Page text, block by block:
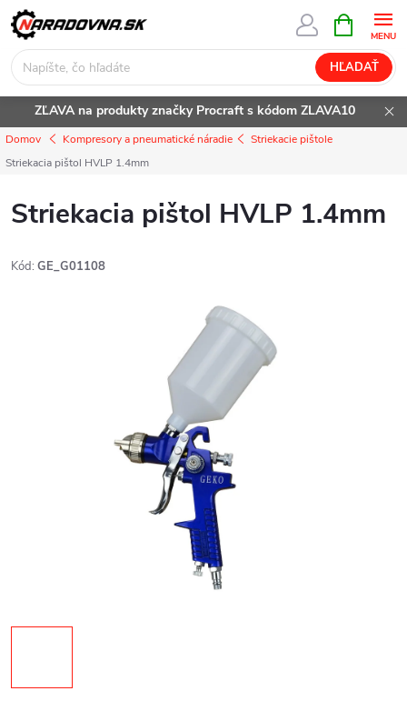
Prejsť
na
obsah
HĽADAŤ
KOŠÍK
ZĽAVA na produkty značky Procraft s kódom ZLAVA10
Domov Kompresory a pneumatické náradie
Striekacie pištole
Striekacia pištol HVLP 1.4mm
Striekacia pištol HVLP 1.4mm
Kód: GE_G01108